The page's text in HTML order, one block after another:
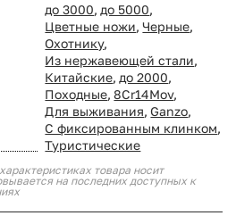
до 3000, до 5000,
Цветные ножи, Черные,
Охотнику,
Из нержавеющей стали,
Китайские, до 2000,
Походные, 8Cr14Mov,
Для выживания, Ganzo,
С фиксированным клинком,
Туристические
товара носит
на последних доступных к